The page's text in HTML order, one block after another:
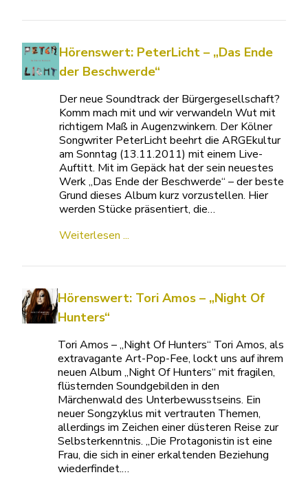
Hörenswert: PeterLicht – „Das Ende
der Beschwerde“
Der neue Soundtrack der Bürgergesellschaft?
Komm mach mit und wir verwandeln Wut mit
richtigem Maß in Augenzwinkern. Der Kölner
Songwriter PeterLicht beehrt die ARGEkultur
am Sonntag (13.11.2011) mit einem Live-
Auftitt. Mit im Gepäck hat der sein neuestes
Werk „Das Ende der Beschwerde“ – der beste
Grund dieses Album kurz vorzustellen. Hier
werden Stücke präsentiert, die…
Weiterlesen ...
Hörenswert: Tori Amos – „Night Of
Hunters“
Tori Amos – „Night Of Hunters“ Tori Amos, als
extravagante Art-Pop-Fee, lockt uns auf ihrem
neuen Album „Night Of Hunters“ mit fragilen,
flüsternden Soundgebilden in den
Märchenwald des Unterbewusstseins. Ein
neuer Songzyklus mit vertrauten Themen,
allerdings im Zeichen einer düsteren Reise zur
Selbsterkenntnis. „Die Protagonistin ist eine
Frau, die sich in einer erkaltenden Beziehung
wiederfindet.…